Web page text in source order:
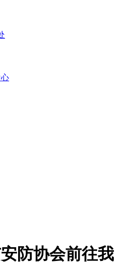
防协会前往我